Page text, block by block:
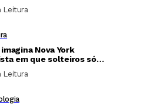
proteção infantil nos
Unidos
Leitura
Nova York
em que solteiros só
transar uma única noite
Leitura